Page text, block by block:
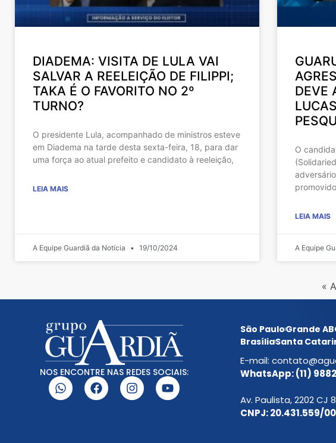
DIADEMA: VISITA DE LULA VAI
SALVAR A REELEIÇÃO DE FILIPPI;
TAKA É O FAVORITO NO 2º
TURNO?
O presidente Lula, acompanhado de ministros esteve
em Diadema na tarde desta sexta-feira, 18, para dar
uma força ao atual prefeito e candidato à reeleição,
LEIA MAIS
A Equipe Guardiã da Notícia 19/10/2024
DEVE
O
LEIA MAIS
A Equipe
«
NOS ENCONTRE NAS REDES SOCIAIS:
São PauloGrande
BrasíliaSanta
E-mail:
WhatsApp: (11)
Av. Paulista, 2202 CJ
CNPJ: 20.431.559/